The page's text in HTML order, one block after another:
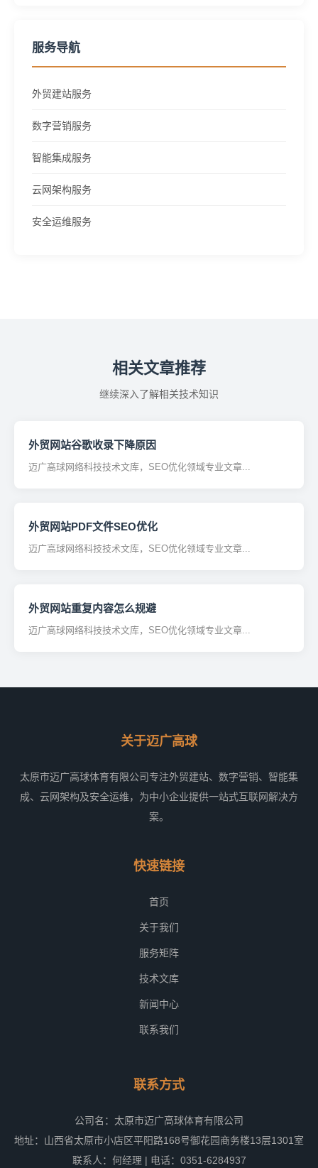
服务导航
外贸建站服务
数字营销服务
智能集成服务
云网架构服务
安全运维服务
相关文章推荐
继续深入了解相关技术知识
外贸网站谷歌收录下降原因
迈广高球网络科技技术文库，SEO优化领域专业文章...
外贸网站PDF文件SEO优化
迈广高球网络科技技术文库，SEO优化领域专业文章...
外贸网站重复内容怎么规避
迈广高球网络科技技术文库，SEO优化领域专业文章...
关于迈广高球
太原市迈广高球体育有限公司专注外贸建站、数字营销、智能集
成、云网架构及安全运维，为中小企业提供一站式互联网解决方
案。
快速链接
首页
关于我们
服务矩阵
技术文库
新闻中心
联系我们
联系方式
公司名：太原市迈广高球体育有限公司
地址：山西省太原市小店区平阳路168号御花园商务楼13层1301室
联系人：何经理 | 电话：0351-6284937